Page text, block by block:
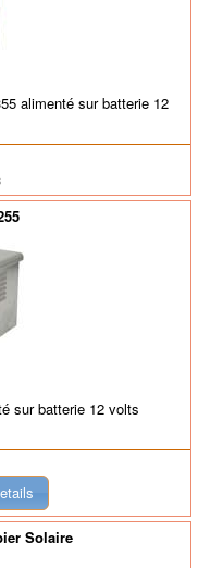
alimenté sur batterie 12
sur batterie 12 volts
Solaire